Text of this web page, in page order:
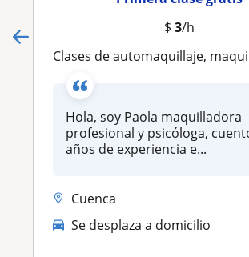
$ 3/h
Clases de automaquillaje, maquillaje profesional, social y
Hola, soy Paola maquilladora
profesional y psicóloga,
años de experiencia e...
Cuenca
Se desplaza a domicilio